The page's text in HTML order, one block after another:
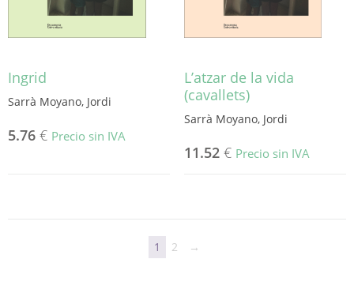
Ingrid
Sarrà Moyano, Jordi
5.76 € Precio sin IVA
L’atzar de la vida
(cavallets)
Sarrà Moyano, Jordi
11.52 € Precio sin IVA
1 2 →